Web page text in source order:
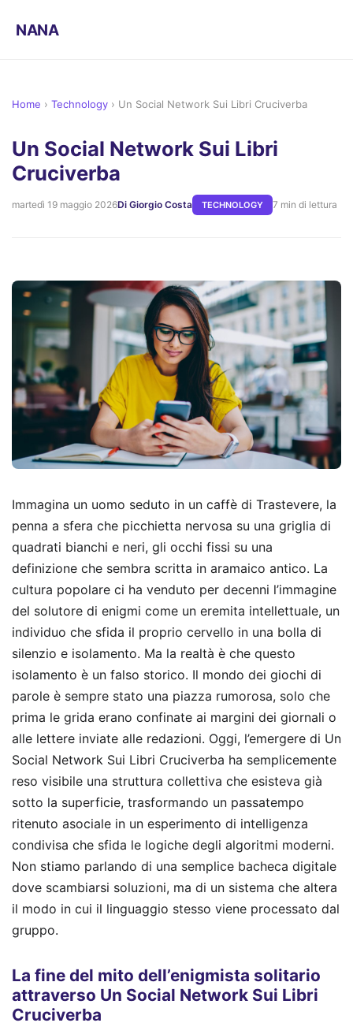
NANA
Home › Technology › Un Social Network Sui Libri Cruciverba
Un Social Network Sui Libri
Cruciverba
martedì 19 maggio 2026Di Giorgio Costa TECHNOLOGY 7 min di lettura
Immagina un uomo seduto in un caffè di Trastevere, la
penna a sfera che picchietta nervosa su una griglia di
quadrati bianchi e neri, gli occhi fissi su una
definizione che sembra scritta in aramaico antico. La
cultura popolare ci ha venduto per decenni l’immagine
del solutore di enigmi come un eremita intellettuale, un
individuo che sfida il proprio cervello in una bolla di
silenzio e isolamento. Ma la realtà è che questo
isolamento è un falso storico. Il mondo dei giochi di
parole è sempre stato una piazza rumorosa, solo che
prima le grida erano confinate ai margini dei giornali o
alle lettere inviate alle redazioni. Oggi, l’emergere di Un
Social Network Sui Libri Cruciverba ha semplicemente
reso visibile una struttura collettiva che esisteva già
sotto la superficie, trasformando un passatempo
ritenuto asociale in un esperimento di intelligenza
condivisa che sfida le logiche degli algoritmi moderni.
Non stiamo parlando di una semplice bacheca digitale
dove scambiarsi soluzioni, ma di un sistema che altera
il modo in cui il linguaggio stesso viene processato dal
gruppo.
La fine del mito dell’enigmista solitario
attraverso Un Social Network Sui Libri
Cruciverba